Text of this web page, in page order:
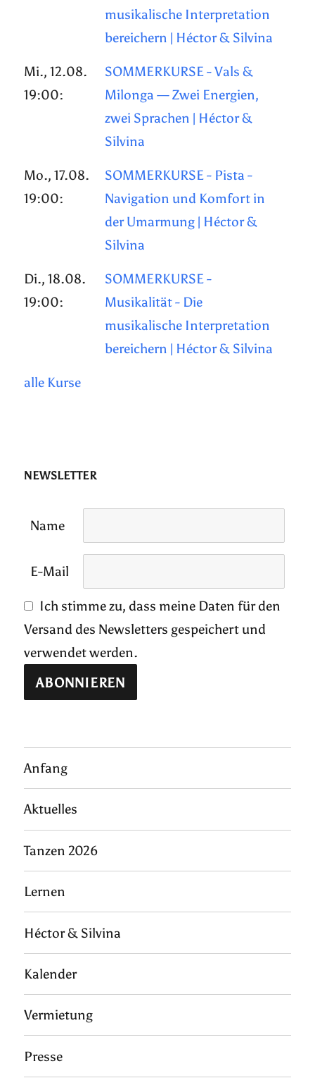
musikalische Interpretation
bereichern | Héctor & Silvina
Mi., 12.08.
19:00:
SOMMERKURSE - Vals &
Milonga — Zwei Energien,
zwei Sprachen | Héctor &
Silvina
Mo., 17.08.
19:00:
SOMMERKURSE - Pista -
Navigation und Komfort in
der Umarmung | Héctor &
Silvina
Di., 18.08.
19:00:
SOMMERKURSE -
Musikalität - Die
musikalische Interpretation
bereichern | Héctor & Silvina
alle Kurse
NEWSLETTER
Name
E-Mail
Ich stimme zu, dass meine Daten für den
Versand des Newsletters gespeichert und
verwendet werden.
Anfang
Aktuelles
Tanzen 2026
Lernen
Héctor & Silvina
Kalender
Vermietung
Presse